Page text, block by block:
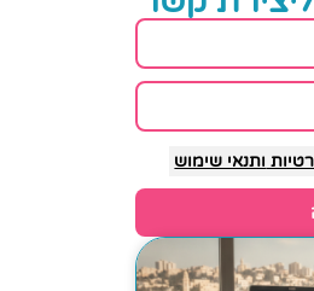
ותנאי שימוש